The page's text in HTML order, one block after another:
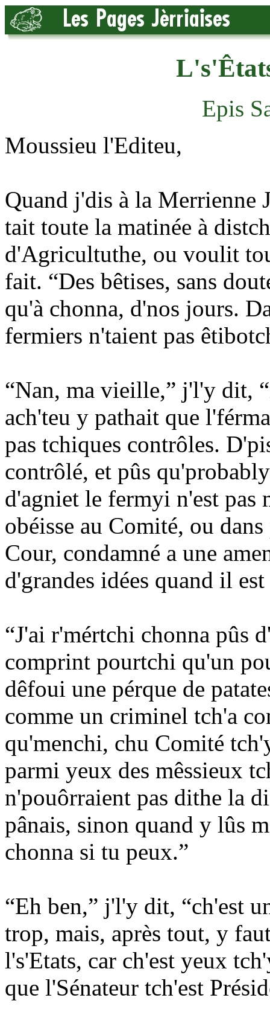
Epis
Moussieu l'Editeu,
Quand j'dis à la Merrienne
tait toute la matinée à
d'Agricultuthe, ou voulit
fait. “Des bêtises, sans
qu'à chonna, d'nos jours.
fermiers n'taient pas
“Nan, ma vieille,” j'l'y dit,
ach'teu y pathait que
pas tchiques contrôles.
contrôlé, et pûs
d'agniet le fermyi n'est
obéisse au Comité, ou
Cour, condamné a une
d'grandes idées quand il
“J'ai r'mértchi chonna pûs
comprint pourtchi qu'un
dêfoui une pérque de
comme un criminel tch'a
qu'menchi, chu Comité
parmi yeux des mêssieux
n'pouôrraient pas dithe la
pânais, sinon quand y lûs
chonna si tu peux.”
“Eh ben,” j'l'y dit, “ch'est
trop, mais, après tout, y
l's'Etats, car ch'est yeux
que l'Sénateur tch'est